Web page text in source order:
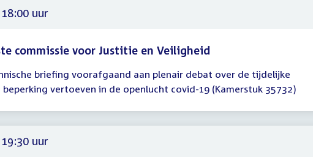
uur
commissie voor Justitie en Veiligheid
briefing voorafgaand aan plenair debat over de tijdelijke
vertoeven in de openlucht covid-19 (Kamerstuk 35732)
uur